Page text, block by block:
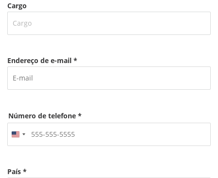
Cargo
Endereço de e-mail *
Número de telefone *
United
States
País *